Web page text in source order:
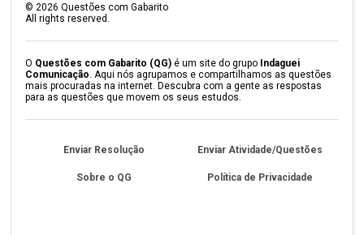
© 2026 Questões com Gabarito
All rights reserved.
O Questões com Gabarito (QG) é um site do grupo Indaguei
Comunicação . Aqui nós agrupamos e compartilhamos as questões
mais procuradas na internet. Descubra com a gente as respostas
para as questões que movem os seus estudos.
Enviar Resolução Enviar Atividade/Questões
Sobre o QG Política de Privacidade